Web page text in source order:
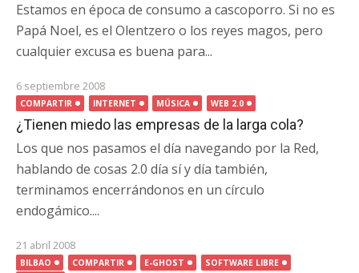
Estamos en época de consumo a cascoporro. Si no es
Papá Noel, es el Olentzero o los reyes magos, pero
cualquier excusa es buena para...
6 septiembre 2008
COMPARTIR INTERNET MÚSICA WEB 2.0
¿Tienen miedo las empresas de la larga cola?
Los que nos pasamos el día navegando por la Red,
hablando de cosas 2.0 día sí y día también,
terminamos encerrándonos en un círculo
endogámico....
21 abril 2008
BILBAO COMPARTIR E-GHOST
SOFTWARE LIBRE